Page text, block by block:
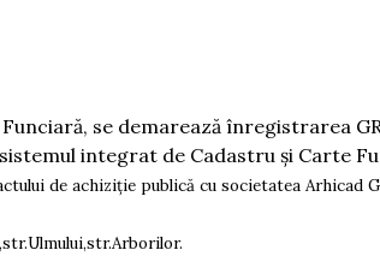
se demarează înregistrarea
integrat de Cadastru şi Carte
de achiziție publică cu societatea Arhicad